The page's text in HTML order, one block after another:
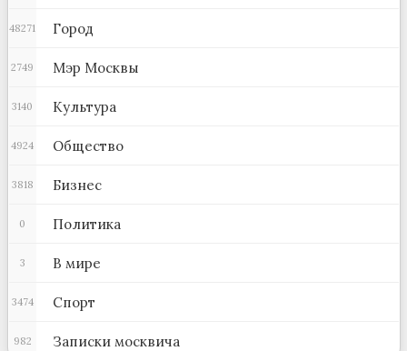
Город
48271
Мэр Москвы
2749
Культура
3140
Общество
4924
Бизнес
3818
Политика
0
В мире
3
Спорт
3474
Записки москвича
982